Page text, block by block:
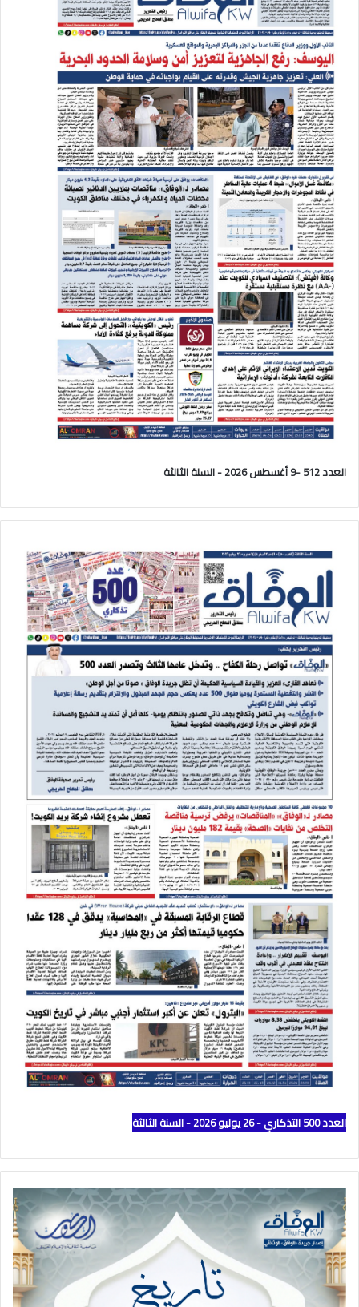
العدد 512 -9 أغسطس 2026 - السنة الثالثة
العدد 500 التذكاري - 26 يوليو 2026 - السنة الثالثة